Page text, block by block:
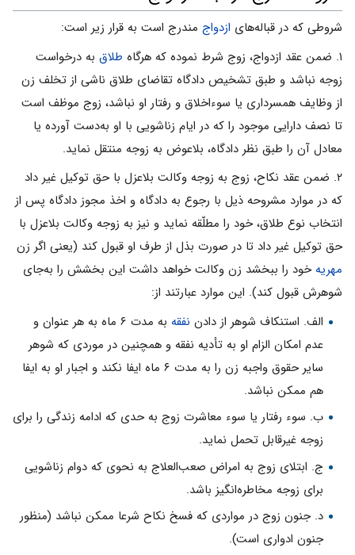
شروطی که در قباله‌های ازدواج مندرج است به قرار زیر است:
۱. ضمن عقد ازدواج، زوج شرط نموده که هرگاه
طلاق به ‌درخواست
زوجه نباشد و طبق تشخیص دادگاه تقاضای طلاق ناشی از تخلف زن
از وظایف همسرداری یا سوءاخلاق و رفتار او نباشد، زوج موظف است
تا نصف دارایی موجود را که در ایام زناشویی با او به‌دست آورده یا
معادل آن را طبق نظر دادگاه، بلاعوض به زوجه منتقل نماید.
۲. ضمن عقد نکاح، زوج به زوجه وکالت بلاعزل با حق توکیل غیر داد
که در موارد مشروحه ذیل با رجوع به دادگاه و اخذ مجوز دادگاه پس از
انتخاب نوع طلاق، خود را مطلّقه نماید و نیز به زوجه وکالت بلاعزل با
حق توکیل غیر داد تا در صورت بذل از طرف او قبول کند (یعنی اگر زن
مهریهخود را ببخشد زن وکالت خواهد داشت این بخشش را به‌جای
شوهرش قبول کند). این موارد عبارتند از:
الف. استنکاف شوهر از دادن نفقه
به مدت ۶ ماه به هر عنوان و
عدم امکان الزام او به تأدیه نفقه و همچنین در موردی که شوهر
سایر حقوق واجبه زن را به مدت ۶ ماه ایفا نکند و اجبار او به ایفا
هم ممکن نباشد.
ب. سوء رفتار یا سوء معاشرت زوج به حدی که ادامه زندگی را برای
زوجه غیرقابل تحمل نماید.
ج. ابتلای زوج به امراض صعب‌العلاج به نحوی که دوام زناشویی
برای زوجه مخاطره‌انگیز باشد.
د. جنون زوج در مواردی که فسخ نکاح شرعا ممکن نباشد (منظور
جنون ادواری است).